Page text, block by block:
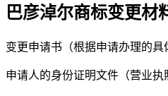
巴彦淖尔商标变更材
变更申请书（根据申请办理的具
申请人的身份证明文件（营业执